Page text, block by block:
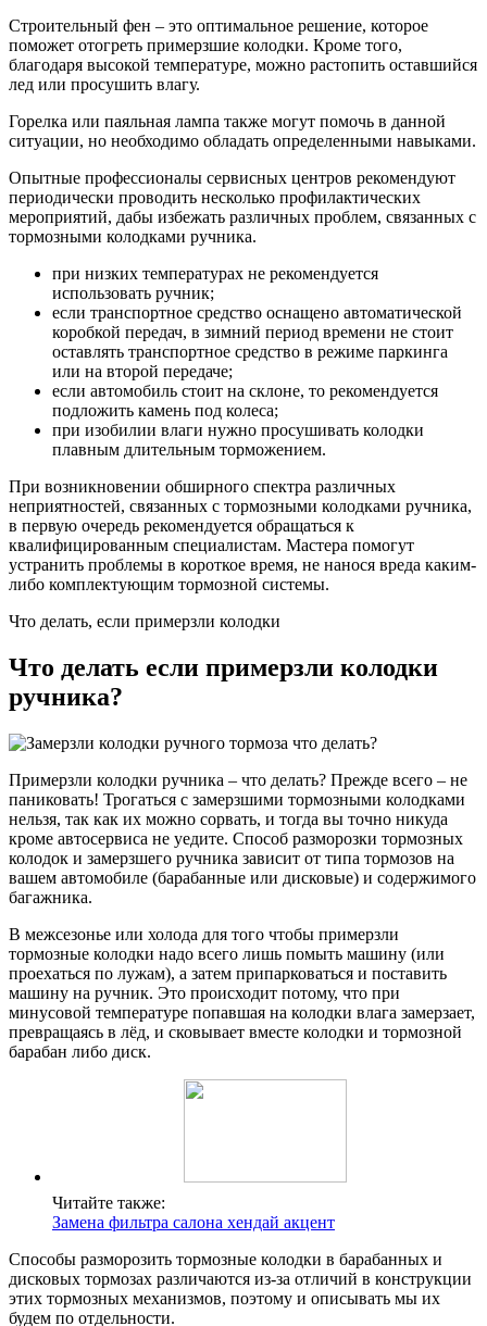
Строительный фен – это оптимальное решение, которое
поможет отогреть примерзшие колодки. Кроме того,
благодаря высокой температуре, можно растопить оставшийся
лед или просушить влагу.
Горелка или паяльная лампа также могут помочь в данной
ситуации, но необходимо обладать определенными навыками.
Опытные профессионалы сервисных центров рекомендуют
периодически проводить несколько профилактических
мероприятий, дабы избежать различных проблем, связанных с
тормозными колодками ручника.
при низких температурах не рекомендуется
использовать ручник;
если транспортное средство оснащено автоматической
коробкой передач, в зимний период времени не стоит
оставлять транспортное средство в режиме паркинга
или на второй передаче;
если автомобиль стоит на склоне, то рекомендуется
подложить камень под колеса;
при изобилии влаги нужно просушивать колодки
плавным длительным торможением.
При возникновении обширного спектра различных
неприятностей, связанных с тормозными колодками ручника,
в первую очередь рекомендуется обращаться к
квалифицированным специалистам. Мастера помогут
устранить проблемы в короткое время, не нанося вреда каким-
либо комплектующим тормозной системы.
Что делать, если примерзли колодки
Что делать если примерзли колодки
ручника?
Примерзли колодки ручника – что делать? Прежде всего – не
паниковать! Трогаться с замерзшими тормозными колодками
нельзя, так как их можно сорвать, и тогда вы точно никуда
кроме автосервиса не уедите. Способ разморозки тормозных
колодок и замерзшего ручника зависит от типа тормозов на
вашем автомобиле (барабанные или дисковые) и содержимого
багажника.
В межсезонье или холода для того чтобы примерзли
тормозные колодки надо всего лишь помыть машину (или
проехаться по лужам), а затем припарковаться и поставить
машину на ручник. Это происходит потому, что при
минусовой температуре попавшая на колодки влага замерзает,
превращаясь в лёд, и сковывает вместе колодки и тормозной
барабан либо диск.
Читайте также:
Замена фильтра салона хендай акцент
Способы разморозить тормозные колодки в барабанных и
дисковых тормозах различаются из-за отличий в конструкции
этих тормозных механизмов, поэтому и описывать мы их
будем по отдельности.